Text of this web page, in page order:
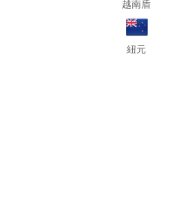
越南盾
紐元